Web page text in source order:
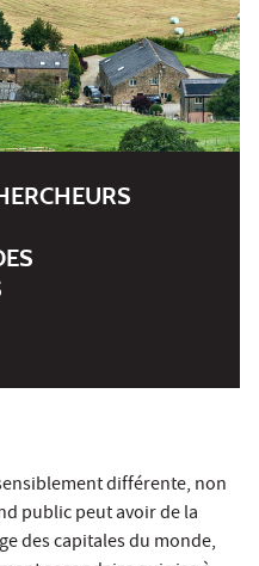
différente, non
public peut avoir de la
des capitales du monde,